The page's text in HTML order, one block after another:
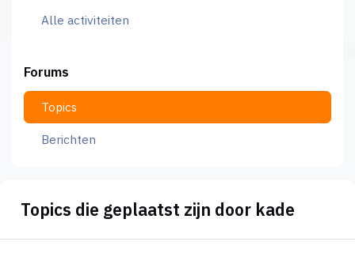
Alle activiteiten
Forums
Topics
Berichten
Topics die geplaatst zijn door kade